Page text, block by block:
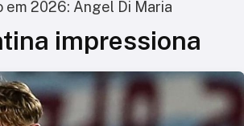
2026: Ángel Di Maria
impressiona